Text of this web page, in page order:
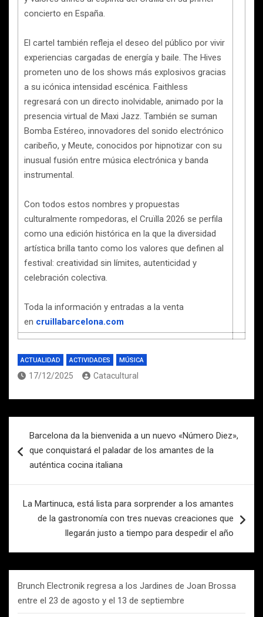
concierto en España.
El cartel también refleja el deseo del público por vivir
experiencias cargadas de energía y baile. The Hives
prometen uno de los shows más explosivos gracias
a su icónica intensidad escénica. Faithless
regresará con un directo inolvidable, animado por la
presencia virtual de Maxi Jazz. También se suman
Bomba Estéreo, innovadores del sonido electrónico
caribeño, y Meute, conocidos por hipnotizar con su
inusual fusión entre música electrónica y banda
instrumental.
Con todos estos nombres y propuestas
culturalmente rompedoras, el Cruïlla 2026 se perfila
como una edición histórica en la que la diversidad
artística brilla tanto como los valores que definen al
festival: creatividad sin límites, autenticidad y
celebración colectiva.
Toda la información y entradas a la venta
en cruillabarcelona.com
ACTUALIDAD ACTIVIDADES MÚSICA
17/12/2025 Catacultural
de
entradas
Barcelona da la bienvenida a un nuevo «Número Diez»,
que conquistará el paladar de los amantes de la
auténtica cocina italiana
La Martinuca, está lista para sorprender a los amantes
de la gastronomía con tres nuevas creaciones que
llegarán justo a tiempo para despedir el año
Brunch Electronik regresa a los Jardines de Joan Brossa
entre el 23 de agosto y el 13 de septiembre